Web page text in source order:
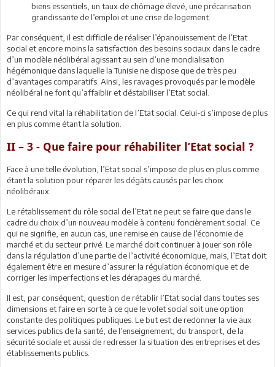
biens essentiels, un taux de chômage élevé, une précarisation
grandissante de l’emploi et une crise de logement.
Par conséquent, il est difficile de réaliser l’épanouissement de l’Etat
social et encore moins la satisfaction des besoins sociaux dans le cadre
d’un modèle néolibéral agissant au sein d’une mondialisation
hégémonique dans laquelle la Tunisie ne dispose que de très peu
d’avantages comparatifs. Ainsi, les ravages provoqués par le modèle
néolibéral ne font qu’affaiblir et déstabiliser l’Etat social.
Ce qui rend vital la réhabilitation de l’Etat social. Celui-ci s’impose de plus
en plus comme étant la solution.
II – 3 - Que faire pour réhabiliter l’Etat social ?
Face à une telle évolution, l’Etat social s’impose de plus en plus comme
étant la solution pour réparer les dégâts causés par les choix
néolibéraux.
Le rétablissement du rôle social de l’Etat ne peut se faire que dans le
cadre du choix d’un nouveau modèle à contenu foncièrement social. Ce
qui ne signifie, en aucun cas, une remise en cause de l’économie de
marché et du secteur privé. Le marché doit continuer à jouer son rôle
dans la régulation d’une partie de l’activité économique, mais, l’Etat doit
également être en mesure d’assurer la régulation économique et de
corriger les imperfections et les dérapages du marché.
Il est, par conséquent, question de rétablir l’Etat social dans toutes ses
dimensions et faire en sorte à ce que le volet social soit une option
constante des politiques publiques. Le but est de redonner la vie aux
services publics de la santé, de l’enseignement, du transport, de la
sécurité sociale et aussi de redresser la situation des entreprises et des
établissements publics.